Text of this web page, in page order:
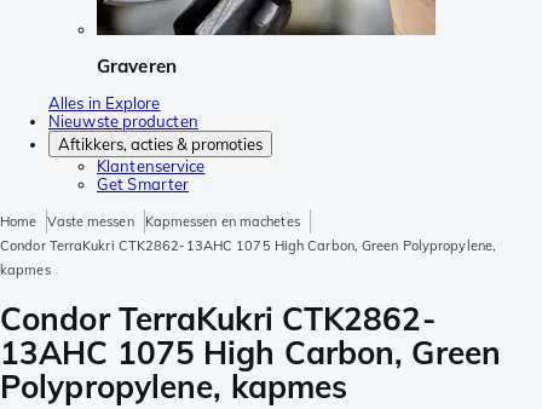
Graveren
Alles in Explore
Nieuwste producten
Aftikkers, acties & promoties
Klantenservice
Get Smarter
Home Vaste messen
Kapmessen en machetes
Condor TerraKukri CTK2862-13AHC 1075 High Carbon, Green Polypropylene,
kapmes
Condor TerraKukri CTK2862-
13AHC 1075 High Carbon, Green
Polypropylene, kapmes